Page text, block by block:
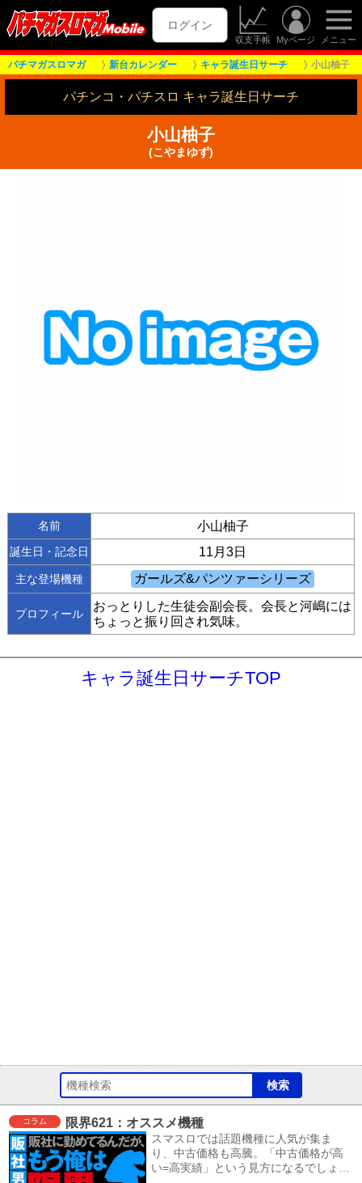
ログイン
収支手帳 Myページ メニュー
パチマガスロマガ 新台カレンダー キャラ誕生日サーチ 小山柚子
パチンコ・パチスロ キャラ誕生日サーチ
小山柚子
(こやまゆず)
名前 小山柚子
誕生日・記念日 11月3日
主な登場機種
プロフィール
おっとりした生徒会副会長。会長と河嶋には
ちょっと振り回され気味。
キャラ誕生日サーチTOP
コラム 限界621：オススメ機種
スマスロでは話題機種に人気が集ま
り、中古価格も高騰。「中古価格が高
い=高実績」という見方になるでしょ